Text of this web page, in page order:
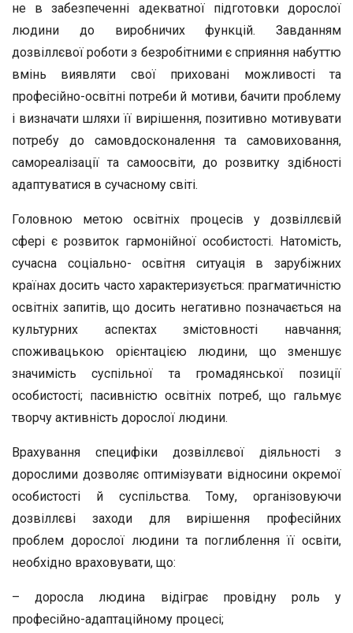
не в забезпеченні адекватної підготовки дорослої
людини до виробничих функцій. Завданням
дозвіллєвої роботи з безробітними є сприяння набуттю
вмінь виявляти свої приховані можливості та
професійно-освітні потреби й мотиви, бачити проблему
і визначати шляхи її вирішення, позитивно мотивувати
потребу до самовдосконалення та самовиховання,
самореалізації та самоосвіти, до розвитку здібності
адаптуватися в сучасному світі.
Головною метою освітніх процесів у дозвіллєвій
сфері є розвиток гармонійної особистості. Натомість,
сучасна соціально- освітня ситуація в зарубіжних
країнах досить часто характеризується: прагматичністю
освітніх запитів, що досить негативно позначається на
культурних аспектах змістовності навчання;
споживацькою орієнтацією людини, що зменшує
значимість суспільної та громадянської позиції
особистості; пасивністю освітніх потреб, що гальмує
творчу активність дорослої людини.
Врахування специфіки дозвіллєвої діяльності з
дорослими дозволяє оптимізувати відносини окремої
особистості й суспільства. Тому, організовуючи
дозвіллєві заходи для вирішення професійних
проблем дорослої людини та поглиблення її освіти,
необхідно враховувати, що:
– доросла людина відіграє провідну роль у
професійно-адаптаційному процесі;